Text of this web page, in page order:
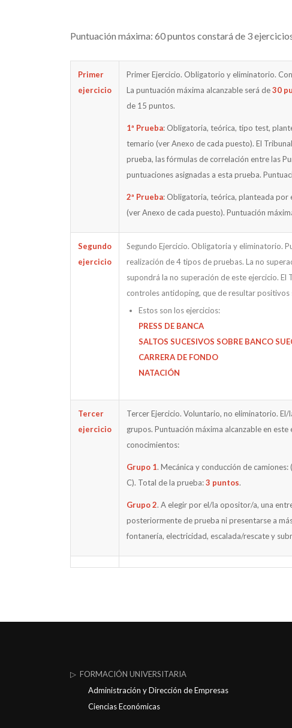
Puntuación máxima: 60 puntos constará de 3
Primer
ejercicio
Primer Ejercicio. Obligatorio y eliminatorio.
La puntuación máxima alcanzable será de30
de 15 puntos.
1ª Prueba: Obligatoria, teórica, tipo test,
temario (ver Anexo de cada puesto). El
prueba, las fórmulas de correlación entre las
puntuaciones asignadas a esta prueba.
2ª Prueba: Obligatoria, teórica, planteada por
(ver Anexo de cada puesto). Puntuación
Segundo
ejercicio
Segundo Ejercicio. Obligatoria y eliminatorio.
realización de 4 tipos de pruebas. La no
supondrá la no superación de este ejercicio.
controles antidoping, que de resultar
Estos son los ejercicios:
PRESS DE BANCA
SALTOS SUCESIVOS SOBRE BANCO
CARRERA DE FONDO
NATACIÓN
Tercer
ejercicio
Tercer Ejercicio. Voluntario, no eliminatorio.
grupos. Puntuación máxima alcanzable en este
conocimientos:
Grupo 1. Mecánica y conducción de
C). Total de la prueba:3 puntos.
Grupo 2. A elegir por el/la opositor/a, una
posteriormente de prueba ni presentarse a
fontanería, electricidad, escalada/rescate y
▷ FORMACIÓN UNIVERSITARIA
Administración y Dirección de Empresas
Ciencias Económicas